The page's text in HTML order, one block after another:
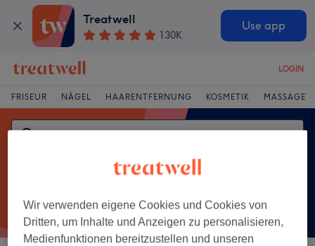
Treatwell
130K
Use app
LOGIN
FRISEUR NÄGEL HAARENTFERNUNG KOSMETIK MASSAGE
Wir verwenden eigene Cookies und Cookies von
Dritten, um Inhalte und Anzeigen zu personalisieren,
Medienfunktionen bereitzustellen und unseren